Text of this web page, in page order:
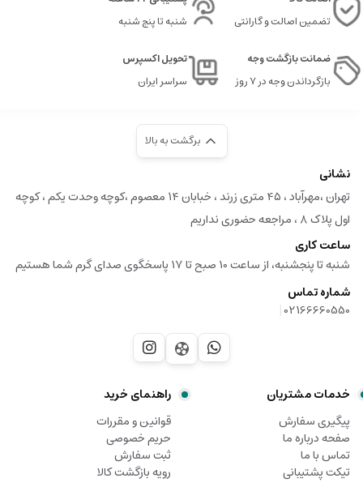
تضمین اصالت و گارانتی
شنبه تا پنج شنبه
ضمانت بازگشت وجه
بازگرداندن وجه در ۷ روز
تحویل اکسپرس
سراسر ایران
برگشت به بالا
نشانی
تهران ،مهرآباد ، ۴۵ متری زرند ، خبابان ۱۴ معصوم ،کوچه وحدت یکم ، کوچه
اول پلاک ۸ ، مراجعه حضوری نداریم
ساعت کاری
شنبه تا پنجشنبه، از ساعت 10 صبح تا 17 پاسخگوی صدای گرم شما هستیم
شماره تماس
02166660550
|
خدمات مشتریان
پیگیری سفارش
صفحه درباره ما
تماس با ما
تیکت پشتیبانی
راهنمای خرید
قوانین و مقررات
حریم خصوصی
ثبت سفارش
رویه بازگشت کالا